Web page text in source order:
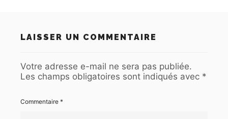
LAISSER UN COMMENTAIRE
Votre adresse e-mail ne sera pas publiée.
Les champs obligatoires sont indiqués avec *
Commentaire *